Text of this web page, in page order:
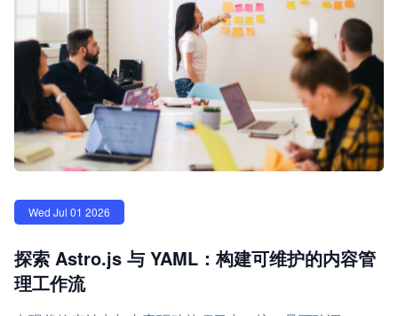
Wed Jul 01 2026
探索 Astro.js 与 YAML：构建可维护的内容管
理工作流